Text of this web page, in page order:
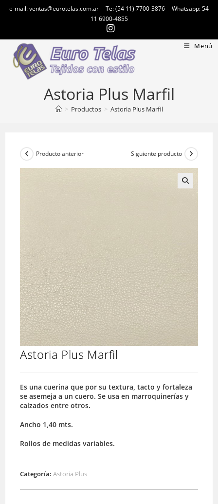
e-mail: ventas@eurotelas.com.ar -- Te: (54 11) 7700-3876 -- Whatsapp: 54
11 6900-4855
Menú
Astoria Plus Marfil
> Productos > Astoria Plus Marfil
Producto anterior Siguiente producto
Astoria Plus Marfil
Es una cuerina que por su textura, tacto y fortaleza
se asemeja a un cuero. Se usa en marroquinerías y
calzados entre otros.
Ancho 1,40 mts.
Rollos de medidas variables.
Categoría:Astoria Plus